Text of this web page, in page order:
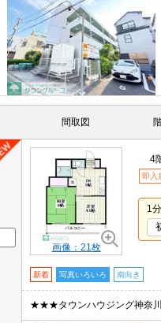
間取図
画像：21枚
4
即入
1
新着 写真いろいろ 南向き
★★★タウンハウジング神奈